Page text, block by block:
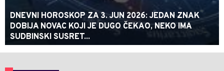
DNEVNI HOROSKOP ZA 3. JUN 2026: JEDAN ZNAK
DOBIJA NOVAC KOJI JE DUGO ČEKAO, NEKO IMA
SUDBINSKI SUSRET...